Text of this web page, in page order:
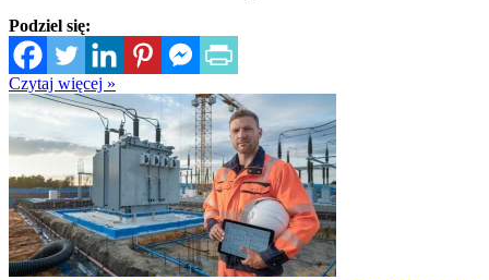
Podziel się:
Czytaj więcej »